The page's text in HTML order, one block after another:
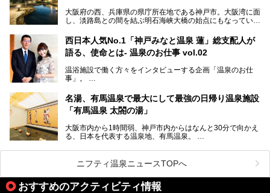
の観光スポットをピックアップ。温泉やご当地グルメなどを
盛り込んだ日帰り観光モデルコースも紹介しているので、ぜ
大阪府の西、兵庫県の県庁所在地である神戸市。大阪湾に面
し、淡路島との間を結ぶ明石海峡大橋の始点にもなっていま
華街をはじめ、きらびやかに発展したハーバーランドなど、
人気観光スポットもめじろ押しです。
そして、温泉好きの視点から見ると、神戸市といえば何とい
湯です。そのお湯をリーズナブルに体験できる健康ランドや
スーパー銭湯があったら……。今回はそんな希望に沿う施設
きます！
西日本人気No.1「神戸みなと温泉 蓮」総支配人が
語る、使命とは- 温泉のお仕事 vol.02
温浴施設で働く方々をインタビューする企画「温泉のお仕
事」。
ング西日本1位、2年連続「ベストオブ宿泊賞」に輝いた
「神戸みなと温泉 蓮」の魅力に迫りました！
名湯、有馬温泉で最大にして最強の日帰り温泉施設
「有馬温泉 太閤の湯」
大阪市内から1時間弱、神戸市内からはなんと30分で向かえ
る、日本を代表する温泉地、有馬温泉。
有名な「金泉」と「銀泉」に加え、人工のの炭酸泉まで楽し
める、ある意味「最強」ともいえる施設です。
今回は自慢のお湯をメインにその魅力の数々を紹介します！
ニフティ温泉ニュースTOPへ
おすすめのアクティビティ情報